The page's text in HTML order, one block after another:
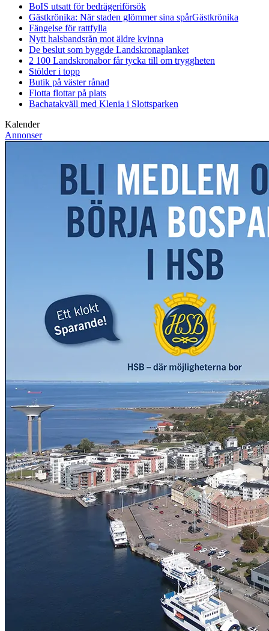
BoIS utsatt för bedrägeriförsök
Gästkrönika: När staden glömmer sina spårGästkrönika
Fängelse för rattfylla
Nytt halsbandsrån mot äldre kvinna
De beslut som byggde Landskronaplanket
2 100 Landskronabor får tycka till om tryggheten
Stölder i topp
Butik på väster rånad
Flotta flottar på plats
Bachatakväll med Klenia i Slottsparken
Kalender
Annonser